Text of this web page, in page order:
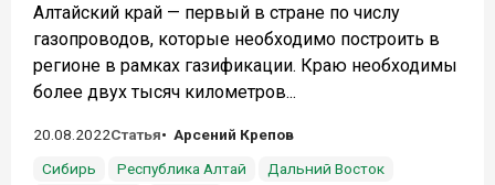
Алтайский край — первый в стране по числу
газопроводов, которые необходимо построить в
регионе в рамках газификации. Краю необходимы
более двух тысяч километров...
20.08.2022Статья
Арсений Крепов
Сибирь
Республика Алтай
Дальний Восток